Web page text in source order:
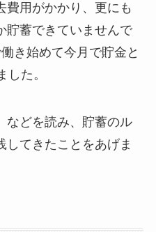
費用がかかり、更にも
貯蓄できていませんで
き始めて今月で貯金と
た。
などを読み、貯蓄のル
してきたことをあげま